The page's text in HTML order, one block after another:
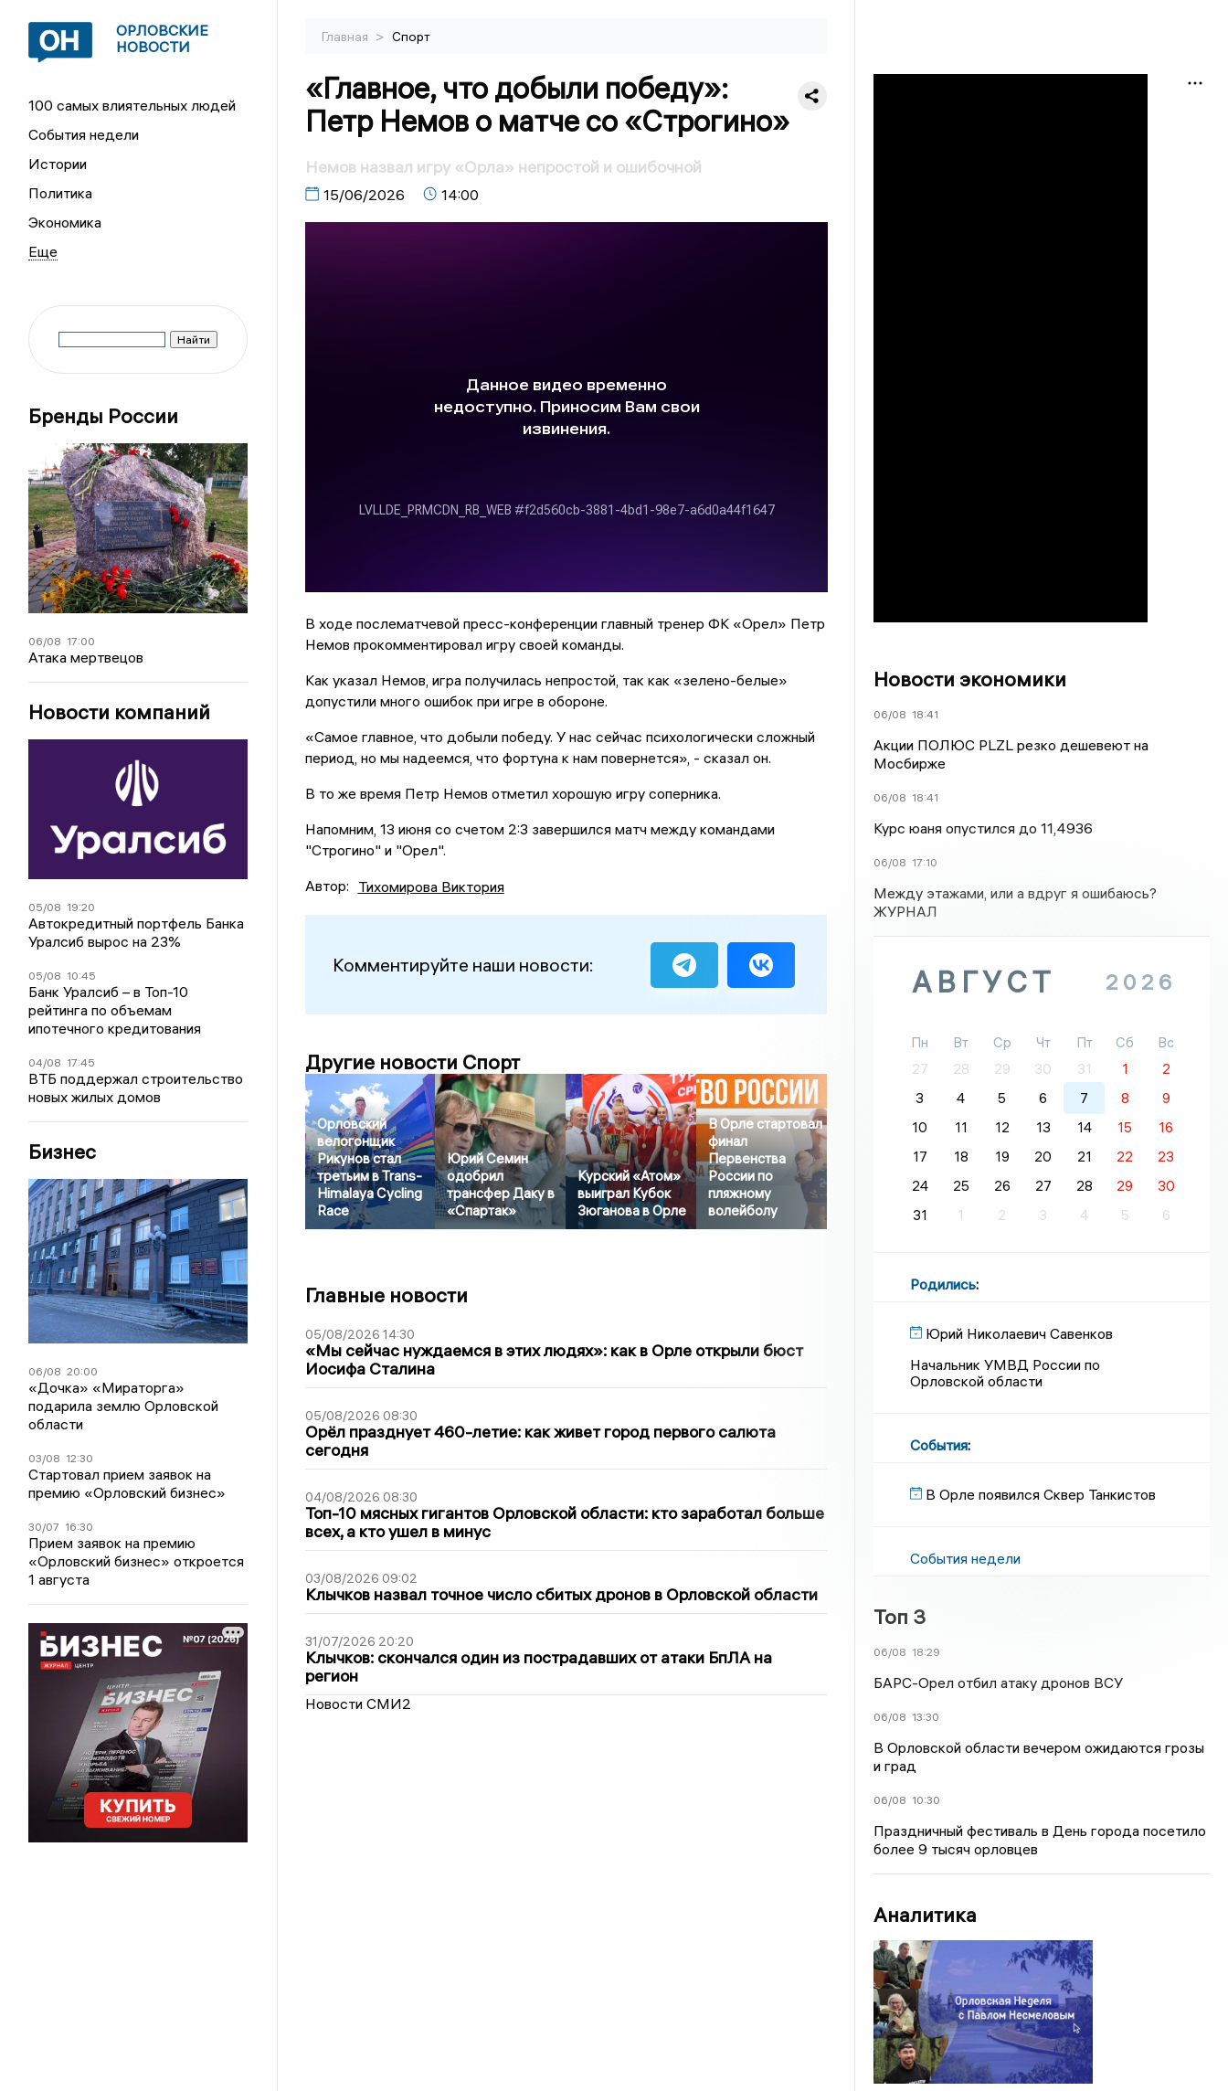
ОРЛОВСКИЕ
НОВОСТИ
100 самых влиятельных людей
События недели
Истории
Политика
Экономика
Бренды России
06/08 17:00
Атака мертвецов
Новости компаний
05/08 19:20
Автокредитный портфель Банка
Уралсиб вырос на 23%
05/08 10:45
Банк Уралсиб – в Топ-10
рейтинга по объемам
ипотечного кредитования
04/08 17:45
ВТБ поддержал строительство
новых жилых домов
Бизнес
06/08 20:00
«Дочка» «Мираторга»
подарила землю Орловской
области
03/08 12:30
Стартовал прием заявок на
премию «Орловский бизнес»
30/07 16:30
Прием заявок на премию
«Орловский бизнес» откроется
1 августа
Главная > Спорт
«Главное, что добыли победу»:
Петр Немов о матче со «Строгино»
Немов назвал игру «Орла» непростой и ошибочной
15/06/2026 14:00
В ходе послематчевой пресс-конференции главный тренер ФК «Орел» Петр
Немов прокомментировал игру своей команды.
Как указал Немов, игра получилась непростой, так как «зелено-белые»
допустили много ошибок при игре в обороне.
«Самое главное, что добыли победу. У нас сейчас психологически сложный
период, но мы надеемся, что фортуна к нам повернется», - сказал он.
В то же время Петр Немов отметил хорошую игру соперника.
Напомним, 13 июня со счетом 2:3 завершился матч между командами
"Строгино" и "Орел".
Автор: Тихомирова Виктория
Комментируйте наши новости:
Другие новости Спорт
Орловский
велогонщик
Рикунов стал
третьим в Trans-
Himalaya Cycling
Race
Юрий Семин
одобрил
трансфер Даку в
«Спартак»
Курский «Атом»
выиграл Кубок
Зюганова в Орле
В Орле стартовал
финал
Первенства
России по
пляжному
волейболу
Главные новости
05/08/2026 14:30
«Мы сейчас нуждаемся в этих людях»: как в Орле открыли бюст
Иосифа Сталина
05/08/2026 08:30
Орёл празднует 460-летие: как живет город первого салюта
сегодня
04/08/2026 08:30
Топ-10 мясных гигантов Орловской области: кто заработал больше
всех, а кто ушел в минус
03/08/2026 09:02
Клычков назвал точное число сбитых дронов в Орловской области
31/07/2026 20:20
Клычков: скончался один из пострадавших от атаки БпЛА на
регион
Новости СМИ2
Новости экономики
06/08 18:41
Акции ПОЛЮС PLZL резко дешевеют на
Мосбирже
06/08 18:41
Курс юаня опустился до 11,4936
06/08 17:10
Между этажами, или а вдруг я ошибаюсь?
ЖУРНАЛ
АВГУСТ 2026
Пн Вт Ср Чт Пт Сб
Вс
27
28 29 30 31 1
2
3
4 5 6 7 8
9
10
11 12 13 14 15
16
17
18 19 20 21 22
23
24
25 26 27 28 29
30
31
1 2 3 4 5 6
Родились:
Юрий Николаевич Савенков
Начальник УМВД России по
Орловской области
События:
В Орле появился Сквер Танкистов
События недели
Топ 3
06/08 18:29
БАРС-Орел отбил атаку дронов ВСУ
06/08 13:30
В Орловской области вечером ожидаются грозы
и град
06/08 10:30
Праздничный фестиваль в День города посетило
более 9 тысяч орловцев
Аналитика